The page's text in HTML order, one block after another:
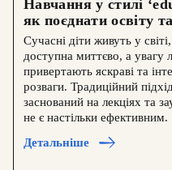
Навчання у стилі
як поєднати освіту
Сучасні діти живуть у
доступна миттєво, а увагу
привертають яскраві та
розваги. Традиційний
заснований на лекціях та
не є настільки ефективним.
Детальніше